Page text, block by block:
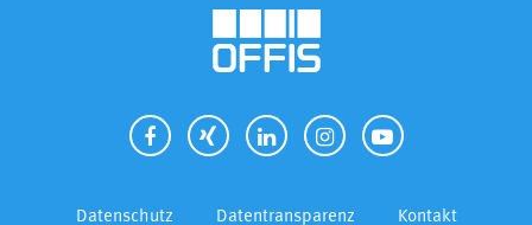
Datenschutz Datentransparenz Kontakt